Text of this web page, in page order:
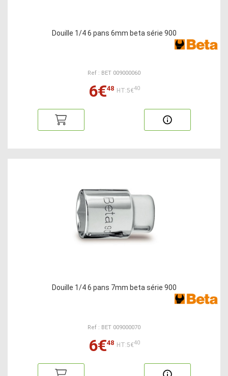
Douille 1/4 6 pans 6mm beta série 900
Ref : BET 009000060
6€48 HT:5€40
Douille 1/4 6 pans 7mm beta série 900
Ref : BET 009000070
6€48 HT:5€40